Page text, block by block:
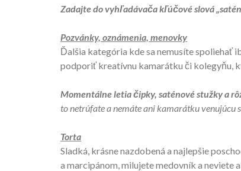
Zadajte do vyhľadávača kľúčové slová
Pozvánky, oznámenia, menovky
Ďalšia kategória kde sa nemusíte spoliehať
podporiť kreatívnu kamarátku či kolegyňu,
Momentálne letia čipky, saténové stužky a
to netrúfate a nemáte ani kamarátku venujúcu
Torta
Sladká, krásne nazdobená a najlepšie
a marcipánom, milujete medovník a neviete